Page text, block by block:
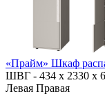
«Прайм» Шкаф
ШВГ - 434 х 2330 х
Левая Правая